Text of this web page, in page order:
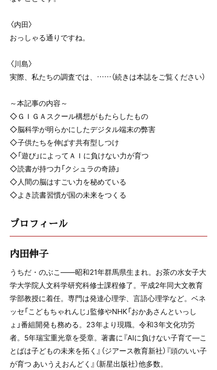
〈内田〉
おっしゃる通りですね。
〈川島〉
実際、私たちの調査では、……（続きは本誌をご覧ください）
～本記事の内容～
◇ＧＩＧＡスクール構想がもたらしたもの
◇脳科学が明らかにしたデジタル端末の弊害
◇子供たちを伸ばす共有型しつけ
◇「遊び」によってＡＩに負けない力が育つ
◇読書が持つ力「クシュラの奇跡」
◇人間の脳はすごい力を秘めている
◇よき読書習慣が国の未来をつくる
プロフィール
内田伸子
うちだ・のぶこ――昭和21年群馬県生まれ。お茶の水女子大
学大学院人文科学研究科修士課程修了。平成2年同大文教育
学部教授に着任。専門は発達心理学、言語心理学など。ベネ
ッセ「こどもちゃれんじ」監修やNHK「おかあさんといっし
ょ」番組開発も務める。23年より現職。令和3年文化功労
者。5年瑞宝重光章を受章。著書に『AIに負けない子育て―こ
とばは子どもの未来を拓く』（ジアース教育新社）『頭のいい子
が育つ あいうえおんどく』（新星出版社）他多数。